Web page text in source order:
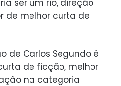
ser um rio, direção
de melhor curta de
de Carlos Segundo é
de ficção, melhor
na categoria